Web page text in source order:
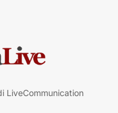
LiveCommunication